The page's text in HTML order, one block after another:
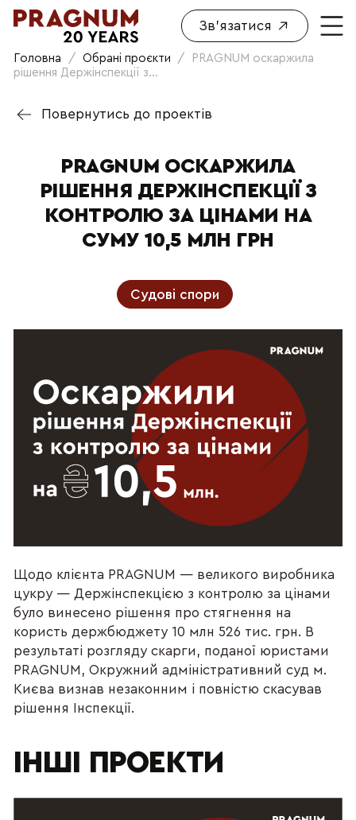
Зв'язатися
Головна / Обрані проєкти /
PRAGNUM оскаржила
рішення Держінспекції з...
Повернутись до проектів
PRAGNUM ОСКАРЖИЛА
РІШЕННЯ ДЕРЖІНСПЕКЦІЇ З
КОНТРОЛЮ ЗА ЦІНАМИ НА
СУМУ 10,5 МЛН ГРН
Судові спори
Щодо клієнта PRAGNUM — великого виробника
цукру — Держінспекцією з контролю за цінами
було винесено рішення про стягнення на
користь держбюджету 10 млн 526 тис. грн. В
результаті розгляду скарги, поданої юристами
PRAGNUM, Окружний адміністративний суд м.
Києва визнав незаконним і повністю скасував
рішення Інспекції.
ІНШІ ПРОЕКТИ